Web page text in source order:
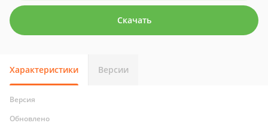
Скачать
Характеристики Версии
Версия
Обновлено